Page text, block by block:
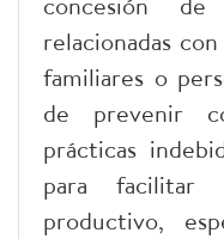
relacionadas
familiares o
de prevenir
prácticas
para
productivo,